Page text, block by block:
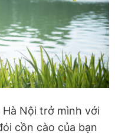
Nội trở mình với
cồn cào của bạn